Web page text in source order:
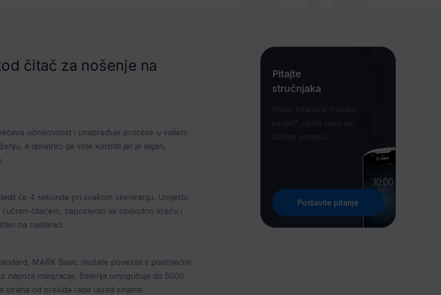
čitač za nošenje na
učinkovitost i unapređuje procese u vašem
a djelatnici ga vole koristiti jer je lagan,
će 4 sekunde pri svakom skeniranju. Umjesto
čitačem, zaposlenici se slobodno kreću i
na nadlanici.
MARK Basic možete povezati s postojećim
napora integracije. Baterija omogućuje do 5000
straha od prekida rada usred smjene.
Pitajte
stručnjaka
Postavite pitanje